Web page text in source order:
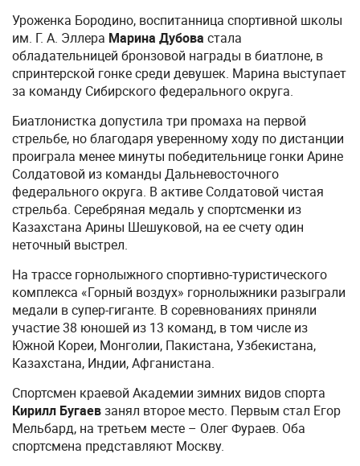
Уроженка Бородино, воспитанница спортивной школы
им. Г. А. Эллера Марина Дубова стала
обладательницей бронзовой награды в биатлоне, в
спринтерской гонке среди девушек. Марина выступает
за команду Сибирского федерального округа.
Биатлонистка допустила три промаха на первой
стрельбе, но благодаря уверенному ходу по дистанции
проиграла менее минуты победительнице гонки Арине
Солдатовой из команды Дальневосточного
федерального округа. В активе Солдатовой чистая
стрельба. Серебряная медаль у спортсменки из
Казахстана Арины Шешуковой, на ее счету один
неточный выстрел.
На трассе горнолыжного спортивно-туристического
комплекса «Горный воздух» горнолыжники разыграли
медали в супер-гиганте. В соревнованиях приняли
участие 38 юношей из 13 команд, в том числе из
Южной Кореи, Монголии, Пакистана, Узбекистана,
Казахстана, Индии, Афганистана.
Спортсмен краевой Академии зимних видов спорта
Кирилл Бугаевзанял второе место. Первым стал Егор
Мельбард, на третьем месте – Олег Фураев. Оба
спортсмена представляют Москву.